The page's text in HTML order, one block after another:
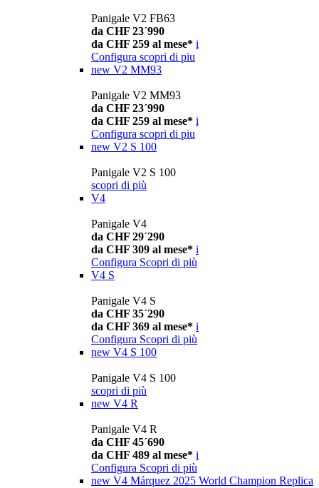
Panigale V2 FB63
da CHF 23´990
da CHF 259 al mese* i
Configura scopri di piu
new V2 MM93
Panigale V2 MM93
da CHF 23´990
da CHF 259 al mese* i
Configura scopri di piu
new V2 S 100
Panigale V2 S 100
scopri di più
V4
Panigale V4
da CHF 29´290
da CHF 309 al mese* i
Configura Scopri di più
V4 S
Panigale V4 S
da CHF 35´290
da CHF 369 al mese* i
Configura Scopri di più
new V4 S 100
Panigale V4 S 100
scopri di più
new V4 R
Panigale V4 R
da CHF 45´690
da CHF 489 al mese* i
Configura Scopri di più
new V4 Márquez 2025 World Champion Replica